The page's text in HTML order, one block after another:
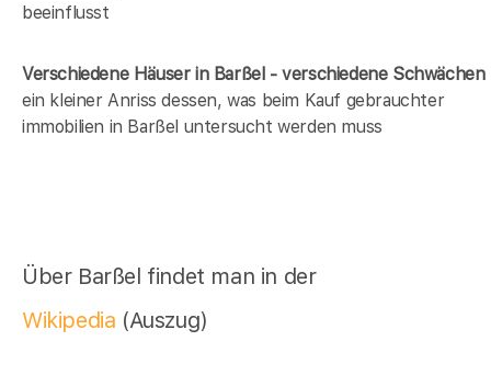
beeinflusst
Verschiedene Häuser in Barßel - verschiedene Schwächen
ein kleiner Anriss dessen, was beim Kauf gebrauchter
immobilien in Barßel untersucht werden muss
Über Barßel findet man in der
Wikipedia (Auszug)